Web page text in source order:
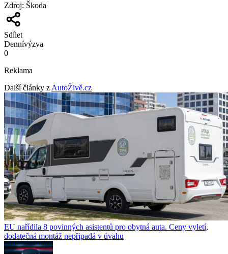
Zdroj: Škoda
Sdílet
Dennívýzva
0
Reklama
Další články z AutoŽivě.cz
EU nařídila 8 povinných asistentů pro obytná auta. Ceny vyletí,
dodatečná montáž nepřipadá v úvahu